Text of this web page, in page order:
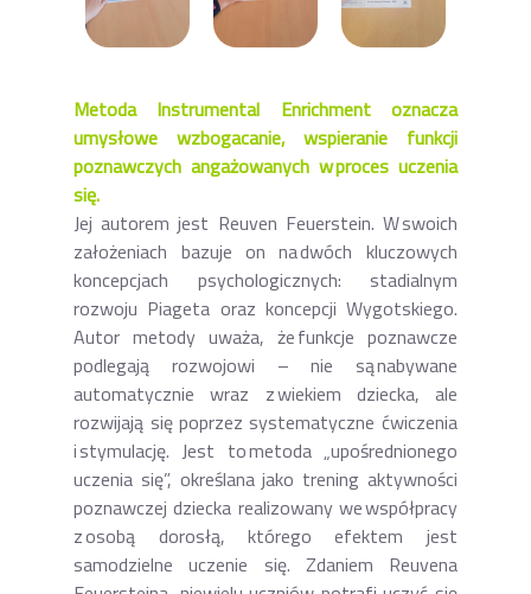
Metoda Instrumental Enrichment oznacza
umysłowe wzbogacanie, wspieranie funkcji
poznawczych angażowanych w proces uczenia
się.
Jej autorem jest Reuven Feuerstein. W swoich
założeniach bazuje on na dwóch kluczowych
koncepcjach psychologicznych: stadialnym
rozwoju Piageta oraz koncepcji Wygotskiego.
Autor metody uważa, że funkcje poznawcze
podlegają rozwojowi – nie są nabywane
automatycznie wraz z wiekiem dziecka, ale
rozwijają się poprzez systematyczne ćwiczenia
i stymulację. Jest to metoda „upośrednionego
uczenia się”, określana jako trening aktywności
poznawczej dziecka realizowany we współpracy
z osobą dorosłą, którego efektem jest
samodzielne uczenie się. Zdaniem Reuvena